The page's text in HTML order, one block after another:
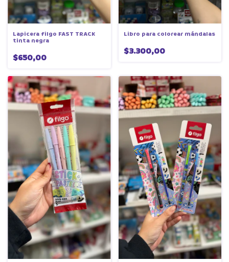
Lapicera filgo FAST TRACK
tinta negra
$650,00
Libro para colorear mándalas
$3.300,00